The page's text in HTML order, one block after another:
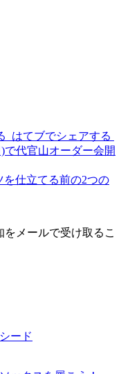
はてブでシェアする
で代官山オーダー会開
仕立てる前の2つの
メールで受け取るこ
ード